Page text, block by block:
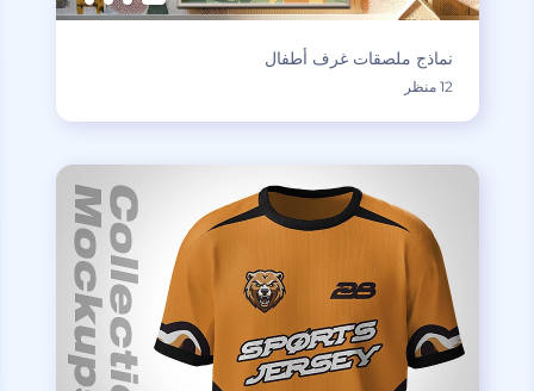
نماذج ملصقات غرف أطفال
12 منظر